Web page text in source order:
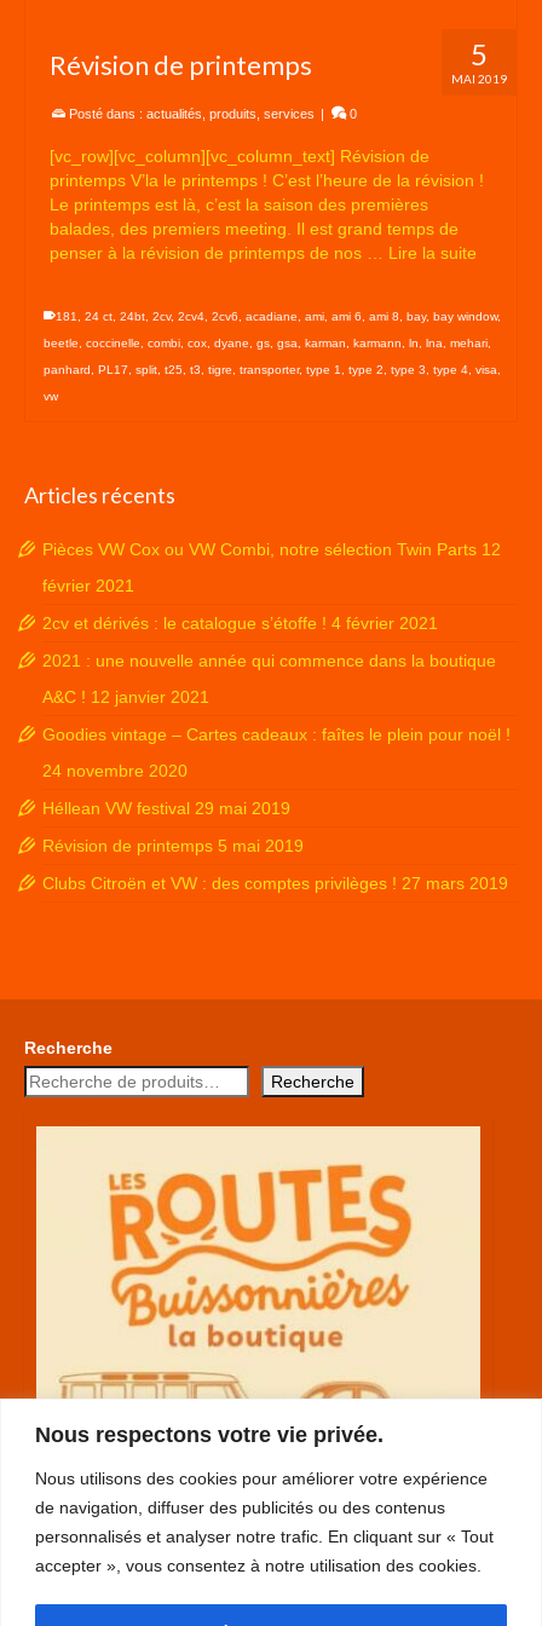
Nous respectons votre vie privée.
Nous utilisons des cookies pour améliorer votre expérience
de navigation, diffuser des publicités ou des contenus
personnalisés et analyser notre trafic. En cliquant sur « Tout
accepter », vous consentez à notre utilisation des cookies.
5
MAI 2019
Révision de printemps
Posté dans : actualités produits services | 0
[vc_row][vc_column][vc_column_text] Révision de
printemps V’la le printemps ! C’est l’heure de la révision !
Le printemps est là, c’est la saison des premières
balades, des premiers meeting. Il est grand temps de
penser à la révision de printemps de nos … Lire la suite
181 24 ct 24bt 2cv, 2cv4 2cv6 acadiane ami ami 6 ami 8 bay, bay window,
beetle
coccinelle combi cox dyane gs gsa karman karmann ln lna mehari
panhard
PL17 split t25 t3 tigre transporter, type 1 type 2 type 3 type 4 visa
vw
Articles récents
Pièces VW Cox ou VW Combi, notre sélection Twin Parts 12
février 2021
2cv et dérivés : le catalogue s’étoffe ! 4 février 2021
2021 : une nouvelle année qui commence dans la boutique
A&C ! 12 janvier 2021
Goodies vintage – Cartes cadeaux : faîtes le plein pour noël !
24 novembre 2020
Héllean VW festival 29 mai 2019
Révision de printemps 5 mai 2019
Clubs Citroën et VW : des comptes privilèges ! 27 mars 2019
Recherche
Recherche
RGPD